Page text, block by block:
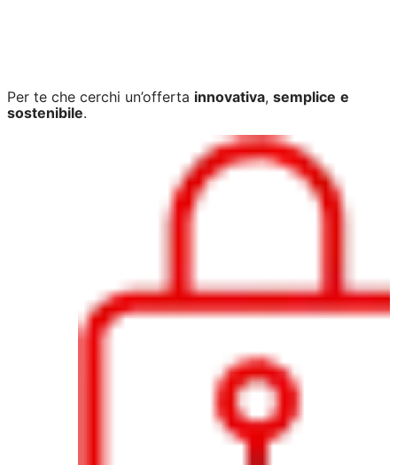
Per te che cerchi un’offerta innovativa, semplice e
sostenibile.